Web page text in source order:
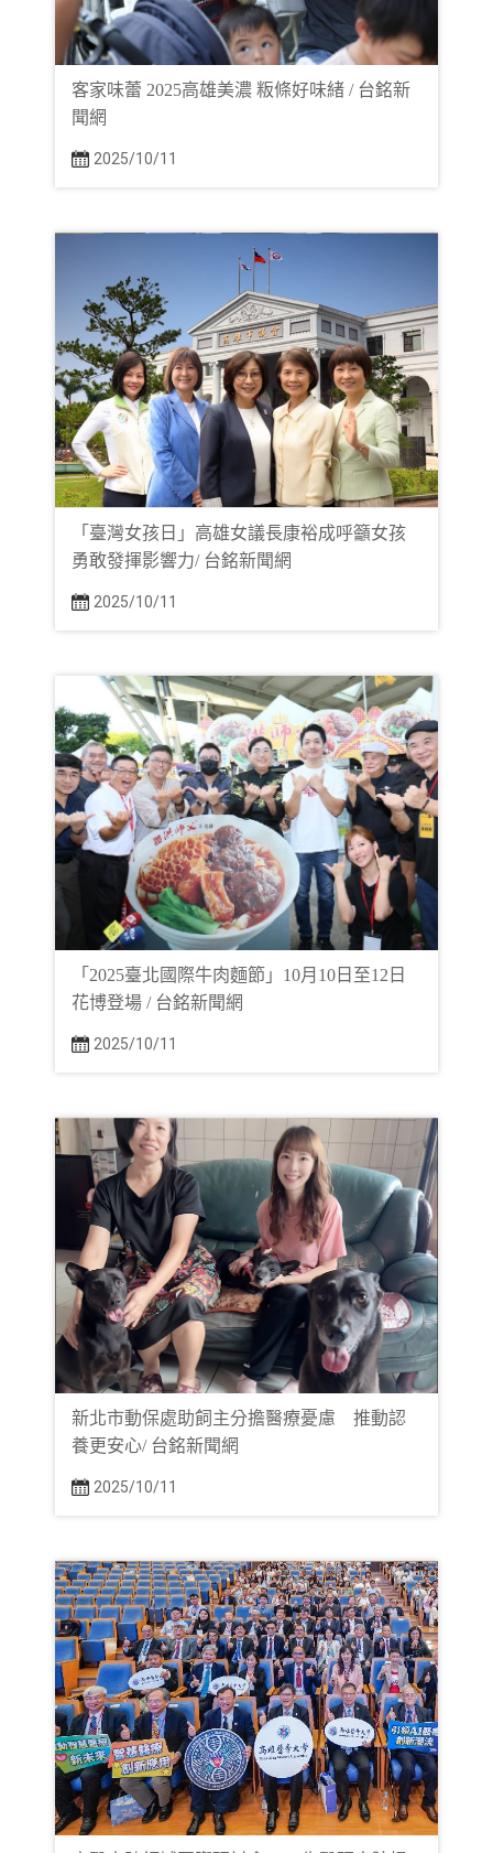
客家味蕾 2025高雄美濃 粄條好味緒 / 台銘新
聞網
2025/10/11
「臺灣女孩日」高雄女議長康裕成呼籲女孩
勇敢發揮影響力/ 台銘新聞網
2025/10/11
「2025臺北國際牛肉麵節」10月10日至12日
花博登場 / 台銘新聞網
2025/10/11
新北市動保處助飼主分擔醫療憂慮 推動認
養更安心/ 台銘新聞網
2025/10/11